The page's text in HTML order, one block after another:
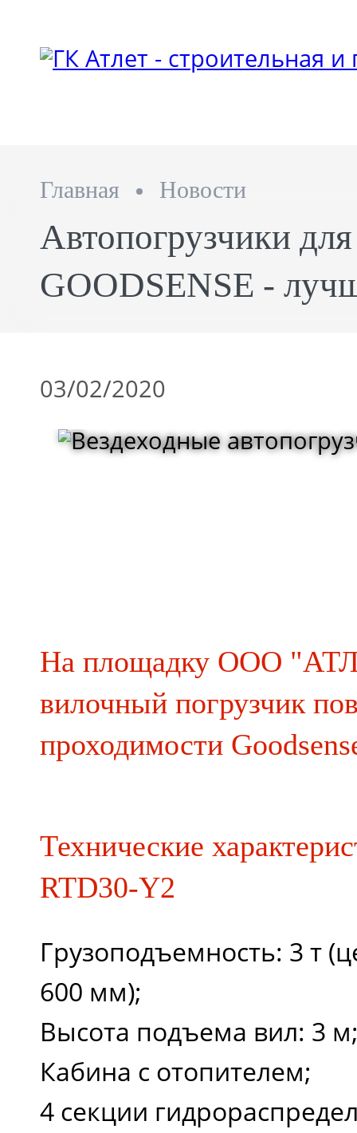
Главная Новости
Автопогрузчики
GOODSENSE -
03/02/2020
На площадку ООО
вилочный погрузчик
проходимости
Технические
RTD30-Y2
Грузоподъемность: 3 т
600 мм);
Высота подъема вил: 3
Кабина с отопителем;
4 секции